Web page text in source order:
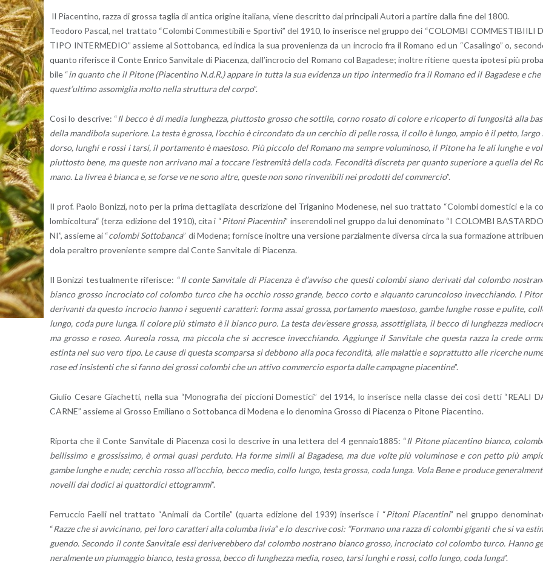
Il Pia­cen­ti­no, razza di gros­sa ta­glia di an­ti­ca ori­gi­ne ita­lia­na, viene de­scrit­to dai prin­ci­pa­li Au­to­ri a par­ti­re dalla fine del 1800.
Teo­do­ro Pa­scal, nel trat­ta­to “Co­lom­bi Com­me­sti­bi­li e Spor­ti­vi” del 1910, lo in­se­ri­sce nel grup­po dei “CO­LOM­BI COM­ME­STI­BII­LI
TIPO IN­TER­ME­DIO” as­sie­me al Sot­to­ban­ca, ed in­di­ca la sua pro­ve­nien­za da un in­cro­cio fra il Ro­ma­no ed un “Ca­sa­lin­go” o,
quan­to ri­fe­ri­sce il Conte En­ri­co San­vi­ta­le di Pia­cen­za, dal­l’in­cro­cio del Ro­ma­no col Ba­ga­de­se; inol­tre ri­tie­ne que­sta ipo­te­si più
bi­le “in quan­to che il Pi­to­ne (Pia­cen­ti­no N.d.R.) ap­pa­re in tutta la sua evi­den­za un tipo in­ter­me­dio fra il Ro­ma­no ed il Ba­ga­de­se e che
que­st’ul­ti­mo as­so­mi­glia molto nella strut­tu­ra del corpo”.
Così lo de­scri­ve: “Il becco è di media lun­ghez­za, piut­to­sto gros­so che sot­ti­le, corno ro­sa­to di co­lo­re e ri­co­per­to di fun­go­si­tà alla
della man­di­bo­la su­pe­rio­re. La testa è gros­sa, l’oc­chio è cir­con­da­to da un cer­chio di pelle rossa, il collo è lungo, ampio è il petto, largo
dorso, lun­ghi e rossi i tarsi, il por­ta­men­to è mae­sto­so. Più pic­co­lo del Ro­ma­no ma sem­pre vo­lu­mi­no­so, il Pi­to­ne ha le ali lun­ghe e
piut­to­sto bene, ma que­ste non ar­ri­va­no mai a toc­ca­re l’e­stre­mi­tà della coda. Fe­con­di­tà di­scre­ta per quan­to su­pe­rio­re a quel­la del
ma­no. La li­vrea è bian­ca e, se forse ve ne sono altre, que­ste non sono rin­ve­ni­bi­li nei pro­dot­ti del com­mer­cio”.
Il prof. Paolo Bo­niz­zi, noto per la prima det­ta­glia­ta de­scri­zio­ne del Tri­ga­ni­no Mo­de­ne­se, nel suo trat­ta­to “Co­lom­bi do­me­sti­ci e la
lom­bi­col­tu­ra“ (terza edi­zio­ne del 1910), cita i “Pi­to­ni Pia­cen­ti­ni” in­se­ren­do­li nel grup­po da lui de­no­mi­na­to “I CO­LOM­BI
NI”, as­sie­me ai “co­lom­bi Sot­to­ban­ca” di Mo­de­na; for­ni­sce inol­tre una ver­sio­ne par­zial­men­te di­ver­sa circa la sua for­ma­zio­ne
do­la pe­ral­tro pro­ve­nien­te sem­pre dal Conte San­vi­ta­le di Pia­cen­za.
Il Bo­niz­zi te­stual­men­te ri­fe­ri­sce: “Il conte San­vi­ta­le di Pia­cen­za è d’av­vi­so che que­sti co­lom­bi siano de­ri­va­ti dal co­lom­bo
bian­co gros­so in­cro­cia­to col co­lom­bo turco che ha oc­chio rosso gran­de, becco corto e al­quan­to ca­run­co­lo­so in­vec­chian­do. I
de­ri­van­ti da que­sto in­cro­cio hanno i se­guen­ti ca­rat­te­ri: forma assai gros­sa, por­ta­men­to mae­sto­so, gambe lun­ghe rosse e pu­li­te,
lungo, coda pure lunga. Il co­lo­re più sti­ma­to è il bian­co puro. La testa de­v’es­se­re gros­sa, as­sot­ti­glia­ta, il becco di lun­ghez­za
ma gros­so e roseo. Au­reo­la rossa, ma pic­co­la che si ac­cre­sce in­vec­chian­do. Ag­giun­ge il San­vi­ta­le che que­sta razza la crede
estin­ta nel suo vero tipo. Le cause di que­sta scom­par­sa si deb­bo­no alla poca fe­con­di­tà, alle ma­lat­tie e so­prat­tut­to alle ri­cer­che
ro­se ed in­si­sten­ti che si fanno dei gros­si co­lom­bi che un at­ti­vo com­mer­cio espor­ta dalle cam­pa­gne pia­cen­ti­ne”.
Giu­lio Ce­sa­re Gia­chet­ti, nella sua “Mo­no­gra­fia dei pic­cio­ni Do­me­sti­ci” del 1914, lo in­se­ri­sce nella clas­se dei così detti “REALI
CARNE” as­sie­me al Gros­so Emi­lia­no o Sot­to­ban­ca di Mo­de­na e lo de­no­mi­na Gros­so di Pia­cen­za o Pi­to­ne Pia­cen­ti­no.
Ri­por­ta che il Conte San­vi­ta­le di Pia­cen­za così lo de­scri­ve in una let­te­ra del 4 gen­na­io1885: “Il Pi­to­ne pia­cen­ti­no bian­co,
bel­lis­si­mo e gros­sis­si­mo, è ormai quasi per­du­to. Ha forme si­mi­li al Ba­ga­de­se, ma due volte più vo­lu­mi­no­se e con petto più
gambe lun­ghe e nude; cer­chio rosso al­l’oc­chio, becco medio, collo lungo, testa gros­sa, coda lunga. Vola Bene e pro­du­ce
no­vel­li dai do­di­ci ai quat­tor­di­ci et­to­gram­mi”.
Fer­ruc­cio Fael­li nel trat­ta­to “Ani­ma­li da Cor­ti­le” (quar­ta edi­zio­ne del 1939) in­se­ri­sce i “Pi­to­ni Pia­cen­ti­ni” nel grup­po
“Razze che si av­vi­ci­na­no, pei loro ca­rat­te­ri alla co­lum­ba livia” e lo de­scri­ve così: ”For­ma­no una razza di co­lom­bi gi­gan­ti che si va
guen­do. Se­con­do il conte San­vi­ta­le essi de­ri­ve­reb­be­ro dal co­lom­bo no­stra­no bian­co gros­so, in­cro­cia­to col co­lom­bo turco. Hanno
ne­ral­men­te un piu­mag­gio bian­co, testa gros­sa, becco di lun­ghez­za media, roseo, tarsi lun­ghi e rossi, collo lungo, coda lunga”.